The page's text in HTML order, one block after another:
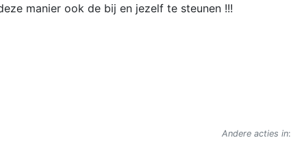
manier ook de bij en jezelf te steunen !!!
Andere acties in: